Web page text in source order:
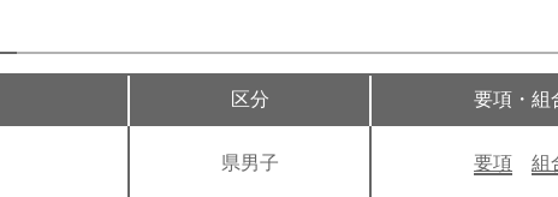
区分 要項・組
県男子 要項 組